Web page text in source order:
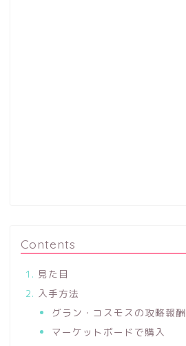
Contents
見た目
入手方法
グラン・コスモスの攻略報酬
マーケットボードで購入